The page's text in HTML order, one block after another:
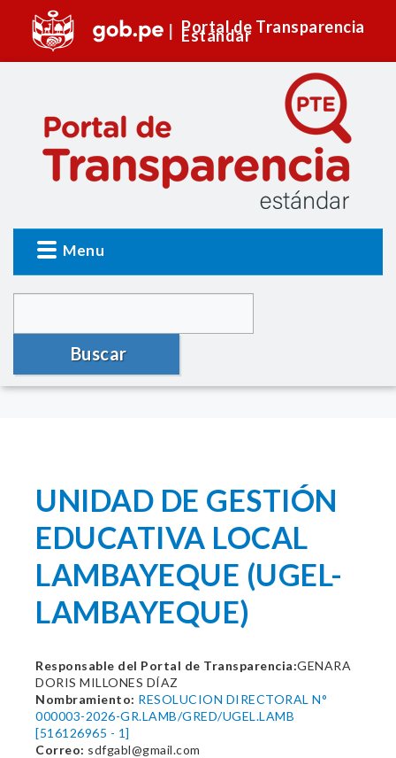
Portal de Transparencia
Estándar
Menu
Buscar
UNIDAD DE GESTIÓN
EDUCATIVA LOCAL
LAMBAYEQUE (UGEL-
LAMBAYEQUE)
Responsable del Portal de Transparencia:GENARA
DORIS MILLONES DÍAZ
Nombramiento: RESOLUCION DIRECTORAL N°
000003-2026-GR.LAMB/GRED/UGEL.LAMB
[516126965 - 1]
Correo: sdfgabl@gmail.com